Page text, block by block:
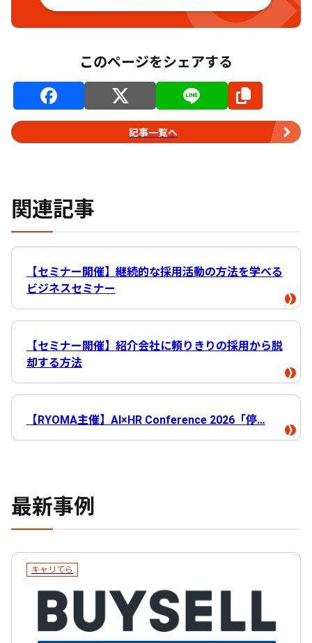
このページをシェアする
記事一覧へ
関連記事
【セミナー開催】継続的な採用活動の方法を学べる
ビジネスセミナー
【セミナー開催】紹介会社に頼りきりの採用から脱
却する方法
【RYOMA主催】AI×HR Conference 2026「停…
最新事例
キャリてら